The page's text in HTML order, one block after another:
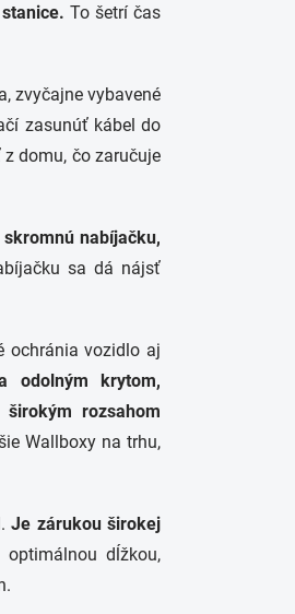
To šetrí čas
zvyčajne vybavené
zasunúť kábel do
domu, čo zaručuje
skromnú nabíjačku,
sa dá nájsť
ochránia vozidlo aj
odolným krytom,
rozsahom
Wallboxy na trhu,
Je zárukou širokej
dĺžkou,